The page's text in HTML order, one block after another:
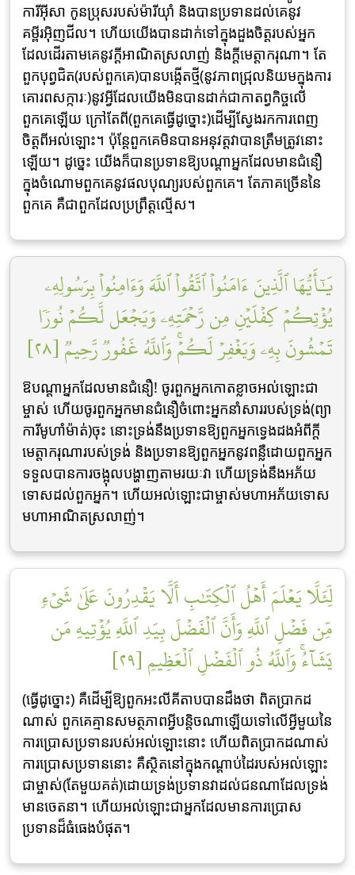
ការីអ៊ីសា កូនប្រុសរបស់ម៉ារីយ៉ាំ និងបានប្រទានដល់គេនូវ
គម្ពីរអ៊ិញជីល។ ហើយយើងបានដាក់ទៅក្នុងដួងចិត្តរបស់អ្នក
ដែលដើរតាមគេនូវក្តីអាណិតស្រលាញ់ និងក្តីមេត្តាករុណា។ តែ
ពួកបុព្វជិត(របស់ពួកគេ)បានបង្កើតថ្មី(នូវភាពជ្រុលនិយមក្នុងការ
គោរពសក្ការៈ)នូវអ្វីដែលយើងមិនបានដាក់ជាកាតព្វកិច្ចលើ
ពួកគេឡើយ ក្រៅតែពី(ពួកគេធ្វើដូច្នោះ)ដើម្បីស្វែងរកការពេញ
ចិត្តពីអល់ឡោះ។ ប៉ុន្តែពួកគេមិនបានអនុវត្តវាបានត្រឹមត្រូវនោះ
ឡើយ។ ដូច្នេះ យើងក៏បានប្រទានឱ្យបណ្តាអ្នកដែលមានជំនឿ
ក្នុងចំណោមពួកគេនូវផលបុណ្យរបស់ពួកគេ។ តែភាគច្រើននៃ
ពួកគេ គឺជាពួកដែលប្រព្រឹត្តល្មើស។​
يَٰٓأَيُّهَا ٱلَّذِينَ ءَامَنُواْ ٱتَّقُواْ ٱللَّهَ وَءَامِنُواْ بِرَسُولِهِۦ
يُؤۡتِكُمۡ كِفۡلَيۡنِ مِن رَّحۡمَتِهِۦ وَيَجۡعَل لَّكُمۡ نُورٗا
تَمۡشُونَ بِهِۦ وَيَغۡفِرۡ لَكُمۡۚ وَٱللَّهُ غَفُورٞ رَّحِيمٞ [٢٨]
ឱបណ្តាអ្នកដែលមានជំនឿ! ចូរពួកអ្នកកោតខ្លាចអល់ឡោះជា
ម្ចាស់ ហើយចូរពួកអ្នកមានជំនឿចំពោះអ្នកនាំសាររបស់ទ្រង់(ព្យា
ការីមូហាំម៉ាត់)ចុះ នោះទ្រង់នឹងប្រទានឱ្យពួកអ្នកទ្វេងដងអំពីក្តី
មេត្តាករុណារបស់ទ្រង់ និងប្រទានឱ្យពួកអ្នកនូវពន្លឺដោយពួកអ្នក
ទទួលបានការចង្អុលបង្ហាញតាមរយៈវា ហើយទ្រង់នឹងអភ័យ
ទោសដល់ពួកអ្នក។ ហើយអល់ឡោះជាម្ចាស់មហាអភ័យទោស
មហាអាណិតស្រលាញ់។
لِّئَلَّا يَعۡلَمَ أَهۡلُ ٱلۡكِتَٰبِ أَلَّا يَقۡدِرُونَ عَلَىٰ شَيۡءٖ
مِّن فَضۡلِ ٱللَّهِ وَأَنَّ ٱلۡفَضۡلَ بِيَدِ ٱللَّهِ يُؤۡتِيهِ مَن
يَشَآءُۚ وَٱللَّهُ ذُو ٱلۡفَضۡلِ ٱلۡعَظِيمِ [٢٩]
(ធ្វើដូច្នោះ) គឺដើម្បីឱ្យពួកអះលីគីតាបបានដឹងថា ពិតប្រាកដ
ណាស់ ពួកគេគ្មានសមត្ថភាពអ្វីបន្តិចណាឡើយទៅលើអ្វីមួយនៃ
ការប្រោសប្រទានរបស់អល់ឡោះនោះ ហើយពិតប្រាកដណាស់
ការប្រោសប្រទាននោះ គឺស្ថិតនៅក្នុងកណ្តាប់ដៃរបស់អល់ឡោះ
ជាម្ចាស់(តែមួយគត់)ដោយទ្រង់ប្រទានវាដល់ជនណាដែលទ្រង់
មានចេតនា។ ហើយអល់ឡោះជាអ្នកដែលមានការប្រោស
ប្រទានដ៏ធំធេងបំផុត។